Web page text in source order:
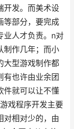
开发。而美术设
等部分，要完成
业人才负责。n对
制作几年；而小
大型游戏制作都
有也许由业余团
件就可以让不懂
戏程序开发主要
对相对少的，由